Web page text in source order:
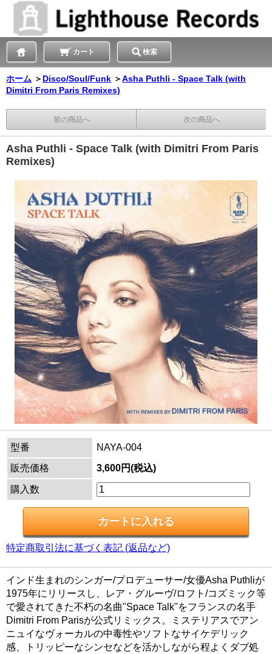
カート 検索
ホーム ＞ Disco/Soul/Funk ＞Asha Puthli - Space Talk (with
Dimitri From Paris Remixes)
前の商品へ 次の商品へ
Asha Puthli - Space Talk (with Dimitri From Paris
Remixes)
型番
NAYA-004
販売価格
3,600円(税込)
購入数
特定商取引法に基づく表記 (返品など)
インド生まれのシンガー/プロデューサー/女優Asha Puthliが
1975年にリリースし、レア・グルーヴ/ロフト/コズミック等
で愛されてきた不朽の名曲"Space Talk"をフランスの名手
Dimitri From Parisが公式リミックス。ミステリアスでアン
ニュイなヴォーカルの中毒性やソフトなサイケデリック
感、トリッピーなシンセなどを活かしながら程よくダブ処